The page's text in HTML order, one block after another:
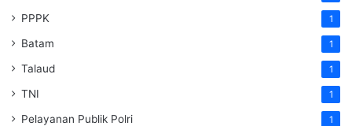
PPPK 1
Batam 1
Talaud 1
TNI 1
Pelayanan Publik Polri 1